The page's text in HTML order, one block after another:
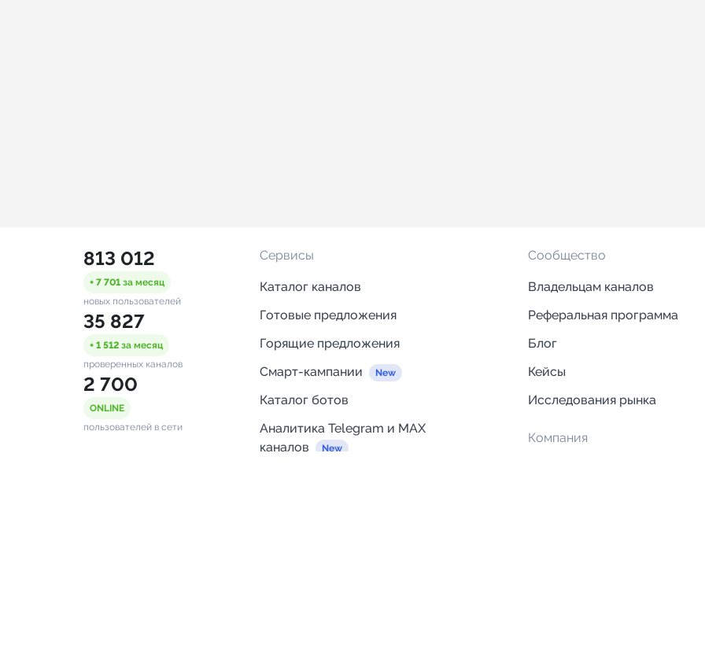
813 012
+ 7 701 за месяц
новых пользователей
35 827
+ 1 512 за месяц
проверенных каналов
2 700
ONLINE
пользователей в сети
Сервисы
Каталог каналов
Готовые предложения
Горящие предложения
Смарт-кампании
Каталог ботов
Аналитика Telegram и MAX
каналов
Сообщество
Владельцам каналов
Реферальная программа
Блог
Кейсы
Исследования рынка
Компания